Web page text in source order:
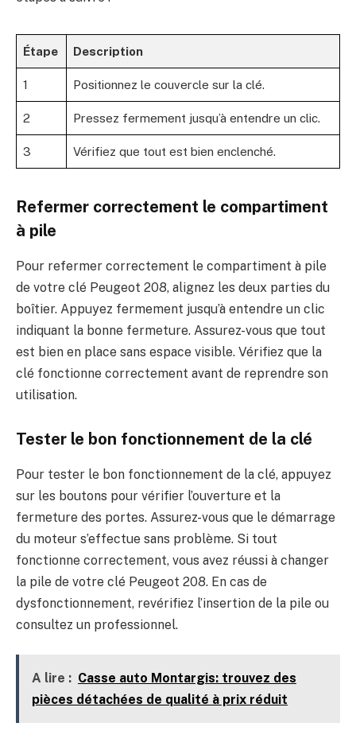
Étape Description
1 Positionnez le couvercle sur la clé.
2 Pressez fermement jusqu’à entendre un clic.
3 Vérifiez que tout est bien enclenché.
Refermer correctement le compartiment
à pile
Pour refermer correctement le compartiment à pile
de votre clé Peugeot 208, alignez les deux parties du
boîtier. Appuyez fermement jusqu’à entendre un clic
indiquant la bonne fermeture. Assurez-vous que tout
est bien en place sans espace visible. Vérifiez que la
clé fonctionne correctement avant de reprendre son
utilisation.
Tester le bon fonctionnement de la clé
Pour tester le bon fonctionnement de la clé, appuyez
sur les boutons pour vérifier l’ouverture et la
fermeture des portes. Assurez-vous que le démarrage
du moteur s’effectue sans problème. Si tout
fonctionne correctement, vous avez réussi à changer
la pile de votre clé Peugeot 208. En cas de
dysfonctionnement, revérifiez l’insertion de la pile ou
consultez un professionnel.
A lire : Casse auto Montargis: trouvez des
pièces détachées de qualité à prix réduit